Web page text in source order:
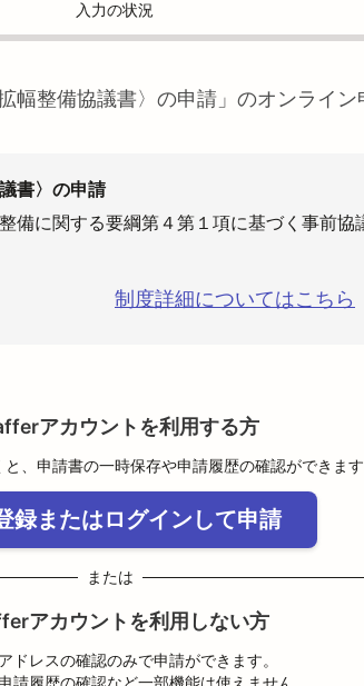
入力の状況
幅整備協議書〉の申請 」のオンライ
書〉の申請
備に関する要綱第４第１項に基づく事前協
制度詳細についてはこちら
アカウントを利用する方
、申請書の一時保存や申請履歴の確認ができます
録またはログインして申請
または
アカウントを利用しない方
ドレスの確認のみで申請ができます。